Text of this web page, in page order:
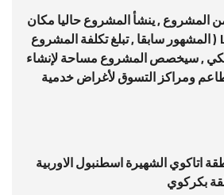
مايقارب 25% من المشروع , ينشأ المشروع حاليا مكان
(المشهور سابقا , تبلغ تكلفة المشروع
, سيخصص المشروع مساحة لإنشاء
ومراكز التسوق لأغراض خدمية
اتاكوي الشهيرة اسطنبول الاوربية
بكركوي